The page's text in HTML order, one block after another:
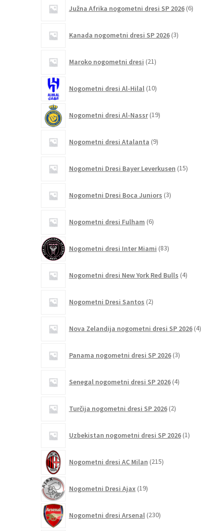
Južna Afrika nogometni dresi SP 2026 6izdelkov
Kanada nogometni dresi SP 2026 3izdelki
Maroko nogometni dresi 21izdelkov
Nogometni dresi Al-Hilal 10izdelkov
Nogometni dresi Al-Nassr 19izdelkov
Nogometni dresi Atalanta 9izdelkov
Nogometni Dresi Bayer Leverkusen 15izdelkov
Nogometni Dresi Boca Juniors 3izdelki
Nogometni dresi Fulham 6izdelkov
Nogometni dresi Inter Miami 83izdelkov
Nogometni dresi New York Red Bulls 4izdelki
Nogometni Dresi Santos 2izdelka
Nova Zelandija nogometni dresi SP 2026 4izdelki
Panama nogometni dresi SP 2026 3izdelki
Senegal nogometni dresi SP 2026 4izdelki
Turčija nogometni dresi SP 2026 2izdelka
Uzbekistan nogometni dresi SP 2026 1izdelek
Nogometni dresi AC Milan 215izdelkov
Nogometni Dresi Ajax 19izdelkov
Nogometni dresi Arsenal 230izdelkov